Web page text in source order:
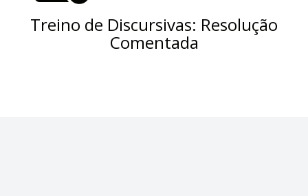
Treino de Discursivas: Resolução
Comentada